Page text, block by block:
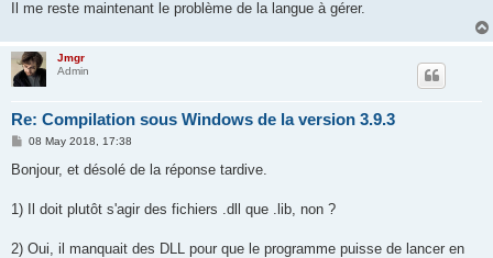
Il me reste maintenant le problème de la langue à gérer.
Jmgr
Admin
Re: Compilation sous Windows de la version 3.9.3
P
s
08 May 2018, 17:38
Bonjour, et désolé de la réponse tardive.
1) Il doit plutôt s'agir des fichiers .dll que .lib, non ?
2) Oui, il manquait des DLL pour que le programme puisse de lancer en